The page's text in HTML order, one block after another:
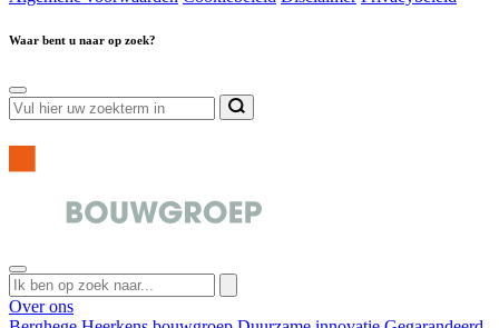
Waar bent u naar op zoek?
Over ons